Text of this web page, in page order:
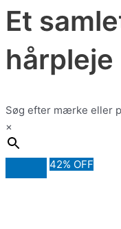
Et
Søg efter mærke eller
×
42% OFF